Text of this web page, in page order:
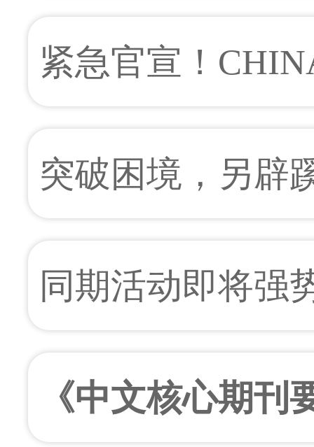
8月举行！共克
紧急官宣！
月3 - 6日举办！
突破困境，另辟
国际橡塑展助力
同期活动即将强
2019导航橡塑未
《中文核心期刊